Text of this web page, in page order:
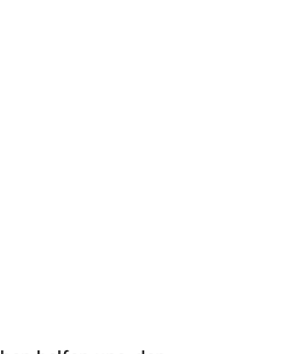
schmerzlos sind.
der Zeit immer